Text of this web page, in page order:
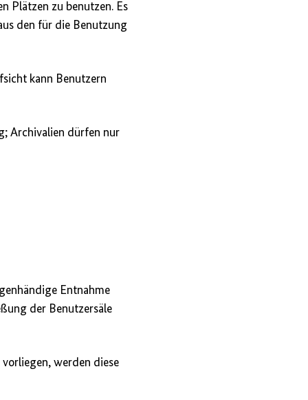
Plätzen zu benutzen. Es
den für die Benutzung
kann Benutzern
Archivalien dürfen nur
Entnahme
der Benutzersäle
werden diese